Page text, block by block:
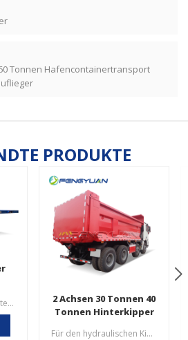
Tonnen Hafencontainertransport
PRODUKTE
FengYuan Pritschen-Sattelauflieger Eigenschaften1. Hochrobuster Baustahl mit Zug- und hoher Tragfähigkeit, 40 Tonnen Tragfähigkeit.2.Heavy-Duty-Typ mechanische Federung für hohe Anforderungen an Anforderungen.3. Länge und Breite des Tiefbetts nach Maß erhältlich4.Luftfederung und Drehgestellfederung ist eine Option.
2 Achsen 30 Tonnen 40
Tonnen Hinterkipper
Für den hydraulischen Kippanhänger können wir je nach Kundenwunsch verschiedene Achsen und Ladegewichte anpassen. Zu den beliebten Kippanhängermodellen gehören: 2-Achsen-40-Tonnen-Kippauflieger, 3-Achsen-60-Tonnen-Kippanhänger, 3-Achsen-80 Tonnen-Frontkipper, dreiachsiger 100-Tonnen-Endmuldenkipper und verschiedene andere Gewichtsmuldenanhänger, die nach Kundenwunsch angepasst werden. Unser Preis für Kipplastanhänger ist wirklich gut, wobei eine hohe Qualität gewährleistet ist.